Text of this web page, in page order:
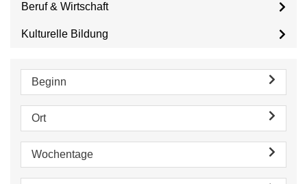
Beruf & Wirtschaft
Kulturelle Bildung
Beginn
Ort
Wochentage